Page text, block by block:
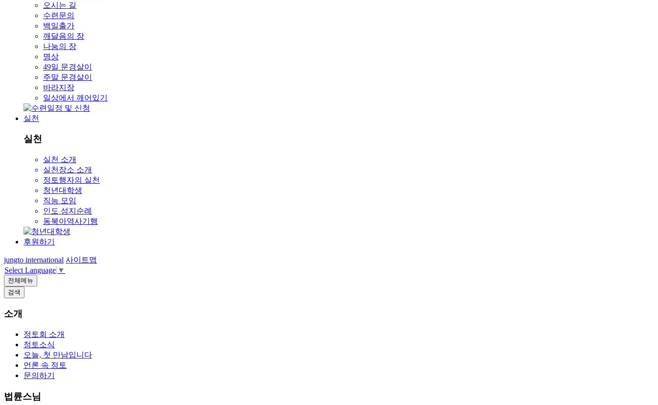
오시는 길
수련문의
백일출가
깨달음의 장
나눔의 장
명상
49일 문경살이
주말 문경살이
바라지장
일상에서 깨어있기
실천
실천
실천 소개
실천장소 소개
정토행자의 실천
청년대학생
직능 모임
인도 성지순례
동북아역사기행
후원하기
jungto international 사이트맵
Select Language ▼
전체메뉴
검색
소개
정토회 소개
정토소식
오늘, 첫 만남입니다
언론 속 정토
문의하기
법륜스님